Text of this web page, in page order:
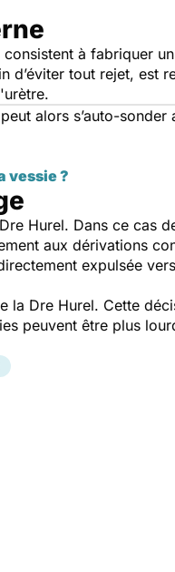
à fabriquer
d’éviter tout rejet, est
alors s’auto-sonder
vessie ?
Hurel. Dans ce cas
aux dérivations
expulsée
la Dre Hurel. Cette
peuvent être plus